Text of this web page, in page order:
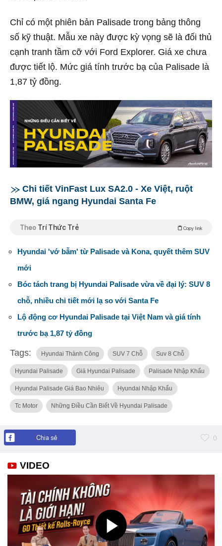
Chỉ có một phiên bản Palisade trong bảng thông
số kỹ thuật. Mẫu xe này được kỳ vọng sẽ là đối thủ
cạnh tranh tầm cỡ với Ford Explorer. Giá xe chưa
được tiết lộ. Mức giá tính trước bạ của Palisade là
1,87 tỷ đồng.
Chi tiết VinFast Lux SA2.0 - Xe Việt, ruột
BMW, giá ngang Hyundai Santa Fe
Theo Trí Thức Trẻ Copy link
Hyundai 'vớ bẫm' từ Palisade và Kona, quyết thêm SUV
mới
Bóc tách trang bị Hyundai Palisade vừa về đại lý: SUV 8
chỗ, nhiều chi tiết mới lạ so với Santa Fe
Lộ động cơ Hyundai Palisade tại Việt Nam và giá tính
trước bạ 1,87 tỷ đồng
Tags: Hyundai Thành Công SUV 7 Chỗ Suv 8 Chỗ
Hyundai Palisade Giá Hyundai Palisade Palisade Nhập Khẩu
Hyundai Palisade Giá Bao Nhiêu Hyundai Nhập Khẩu
Tc Motor Những Điều Cần Biết Về Hyundai Palisade
Chia sẻ 0
VIDEO